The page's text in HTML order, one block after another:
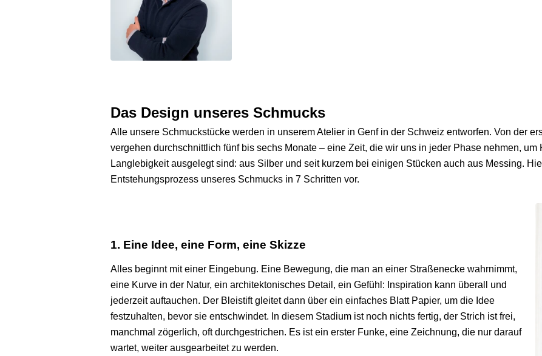
Das Design unseres Schmucks
Alle unsere Schmuckstücke werden in unserem Atelier in Genf in der Schweiz entworfen. Von der
vergehen durchschnittlich fünf bis sechs Monate – eine Zeit, die wir uns in jeder Phase nehmen, um
Langlebigkeit ausgelegt sind: aus Silber und seit kurzem bei einigen Stücken auch aus Messing.
Entstehungsprozess unseres Schmucks in 7 Schritten vor.
1. Eine Idee, eine Form, eine Skizze
Alles beginnt mit einer Eingebung. Eine Bewegung, die man an einer Straßenecke wahrnimmt,
eine Kurve in der Natur, ein architektonisches Detail, ein Gefühl: Inspiration kann überall und
jederzeit auftauchen. Der Bleistift gleitet dann über ein einfaches Blatt Papier, um die Idee
festzuhalten, bevor sie entschwindet. In diesem Stadium ist noch nichts fertig, der Strich ist frei,
manchmal zögerlich, oft durchgestrichen. Es ist ein erster Funke, eine Zeichnung, die nur darauf
wartet, weiter ausgearbeitet zu werden.